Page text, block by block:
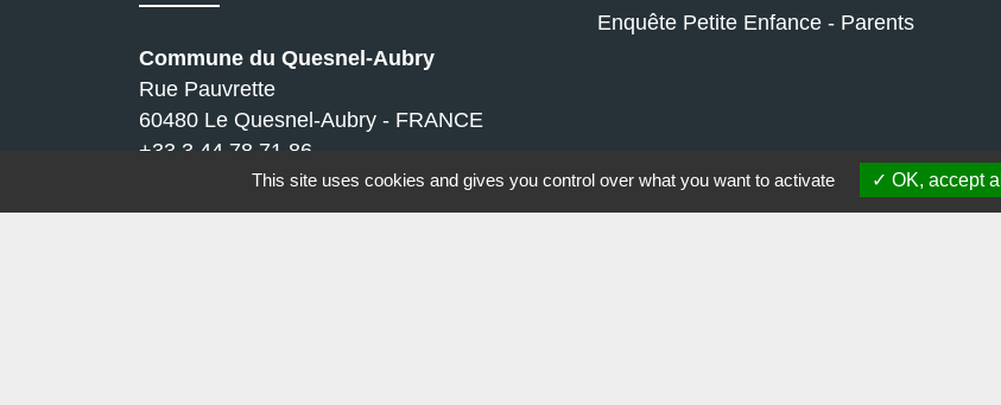
Commune du Quesnel-Aubry
Rue Pauvrette
60480 Le Quesnel-Aubry - FRANCE
+33 3 44 78 71 86
Contact par formulaire
Enquête Petite Enfance - Parents
This site uses cookies and gives you control over what you want to activate OK, accept all